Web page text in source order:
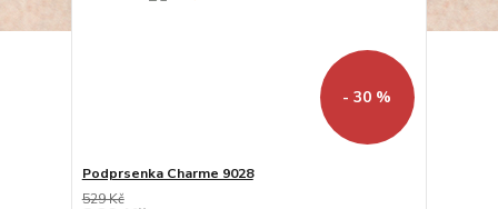
- 30 %
Podprsenka Charme 9028
529 Kč